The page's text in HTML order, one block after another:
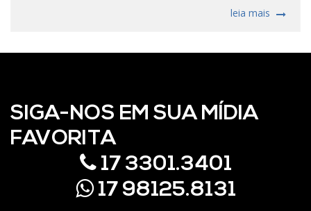
leia mais
SIGA-NOS EM SUA MÍDIA
FAVORITA
17 3301.3401
17 98125.8131